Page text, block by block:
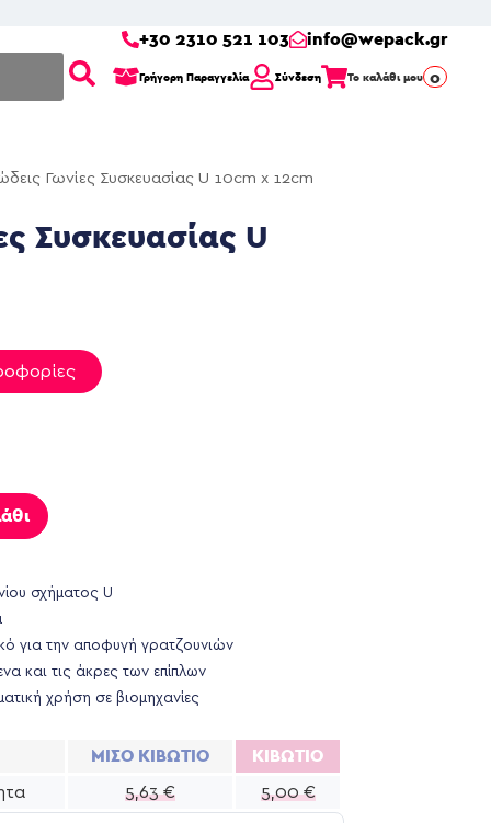
+30 2310 521 103
info@wepack.gr
Γρήγορη Παραγγελία Σύνδεση Το καλάθι μου 0
Γωνίες Συσκευασίας U 10cm x 12cm
Συσκευασίας U
σχήματος U
για την αποφυγή γρατζουνιών
και τις άκρες των επίπλων
χρήση σε βιομηχανίες
ΜΙΣΟ ΚΙΒΩΤΙΟ ΚΙΒΩΤΙΟ
5,63€ 5,00€